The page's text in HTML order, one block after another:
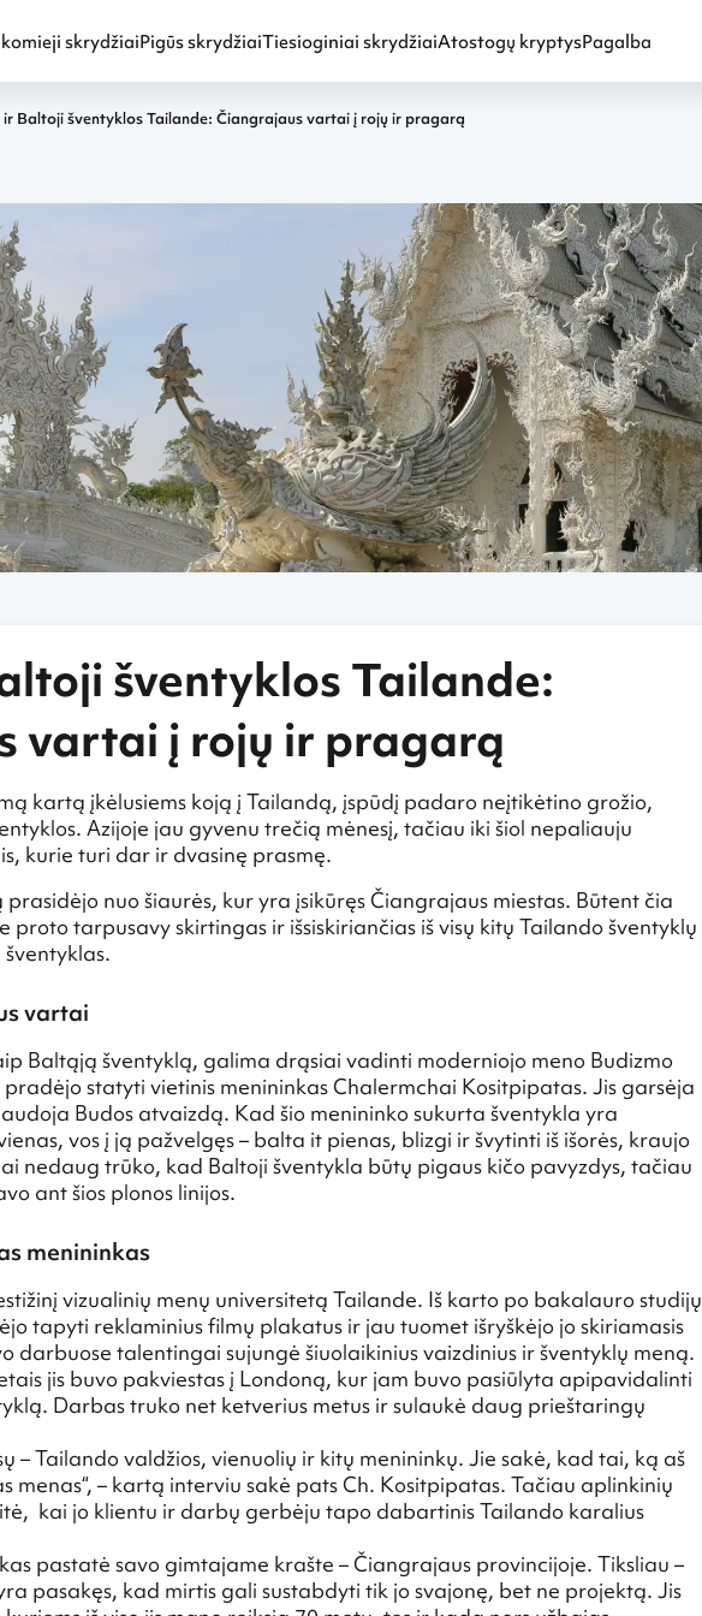
skrydžiaiPigūs skrydžiaiTiesioginiai skrydžiaiAtostogų kryptysPagalba
Baltoji šventyklos Tailande: Čiangrajaus vartai į rojų ir pragarą
šventyklos Tailande:
vartai į rojų ir pragarą
kartą įkėlusiems koją į Tailandą, įspūdį padaro neįtikėtino grožio,
Azijoje jau gyvenu trečią mėnesį, tačiau iki šiol nepaliauju
kurie turi dar ir dvasinę prasmę.
nuo šiaurės, kur yra įsikūręs Čiangrajaus miestas. Būtent čia
tarpusavy skirtingas ir išsiskiriančias iš visų kitų Tailando šventyklų
vartai
Baltąją šventyklą, galima drąsiai vadinti moderniojo meno Budizmo
statyti vietinis menininkas Chalermchai Kositpipatas. Jis garsėja
Budos atvaizdą. Kad šio menininko sukurta šventykla yra
vos į ją pažvelgęs – balta it pienas, blizgi ir švytinti iš išorės, kraujo
nedaug trūko, kad Baltoji šventykla būtų pigaus kičo pavyzdys, tačiau
ant šios plonos linijos.
menininkas
vizualinių menų universitetą Tailande. Iš karto po bakalauro studijų
tapyti reklaminius filmų plakatus ir jau tuomet išryškėjo jo skiriamasis
darbuose talentingai sujungė šiuolaikinius vaizdinius ir šventyklų meną.
jis buvo pakviestas į Londoną, kur jam buvo pasiūlyta apipavidalinti
Darbas truko net ketverius metus ir sulaukė daug prieštaringų
– Tailando valdžios, vienuolių ir kitų menininkų. Jie sakė, kad tai, ką aš
menas“, – kartą interviu sakė pats Ch. Kositpipatas. Tačiau aplinkinių
kai jo klientu ir darbų gerbėju tapo dabartinis Tailando karalius
pastatė savo gimtajame krašte – Čiangrajaus provincijoje. Tiksliau –
pasakęs, kad mirtis gali sustabdyti tik jo svajonę, bet ne projektą. Jis